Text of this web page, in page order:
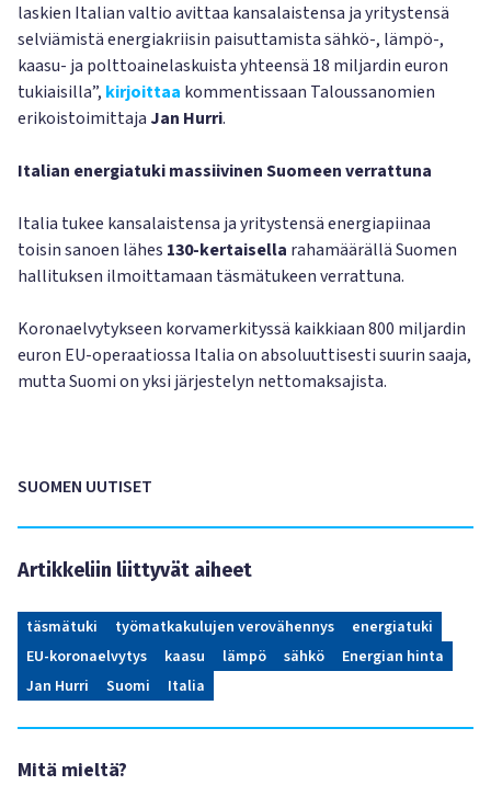
laskien Italian valtio avittaa kansalaistensa ja yritystensä
selviämistä energiakriisin paisuttamista sähkö-, lämpö-,
kaasu- ja polttoainelaskuista yhteensä 18 miljardin euron
tukiaisilla”, kirjoittaa kommentissaan Taloussanomien
erikoistoimittaja Jan Hurri.
Italian energiatuki massiivinen Suomeen verrattuna
Italia tukee kansalaistensa ja yritystensä energiapiinaa
toisin sanoen lähes 130-kertaisella rahamäärällä Suomen
hallituksen ilmoittamaan täsmätukeen verrattuna.
Koronaelvytykseen korvamerkityssä kaikkiaan 800 miljardin
euron EU-operaatiossa Italia on absoluuttisesti suurin saaja,
mutta Suomi on yksi järjestelyn nettomaksajista.
SUOMEN UUTISET
Artikkeliin liittyvät aiheet
täsmätuki työmatkakulujen verovähennys
energiatuki
EU-koronaelvytys
kaasu lämpö sähkö
Energian hinta
Jan Hurri
Suomi Italia
Mitä mieltä?